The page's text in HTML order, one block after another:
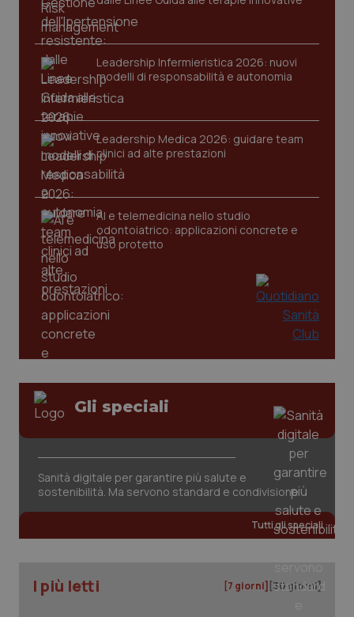
Leadership Infermieristica 2026: nuovi
modelli di responsabilità e autonomia
Leadership Medica 2026: guidare team
clinici ad alte prestazioni
AI e telemedicina nello studio
odontoiatrico: applicazioni concrete e
uso protetto
Gli speciali
Sanità digitale per garantire più salute e
sostenibilità. Ma servono standard e condivisione
Tutti gli speciali
I più letti [7 giorni] [30 giorni]
Nome
Fornitore /Dominio
VISITOR_PRIVACY_METADATA
.youtube.com
CookieScriptConsent
CookieScript
www.quotidianosanita.it
tracking-sites-ironfish-
tracking-enable
www.quotidianosanita.it
session-id